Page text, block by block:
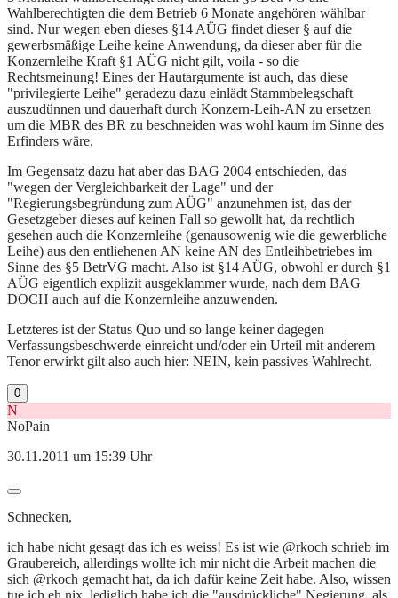
Wahlberechtigten die dem Betrieb 6 Monate angehören wählbar
sind. Nur wegen eben dieses §14 AÜG findet dieser § auf die
gewerbsmäßige Leihe keine Anwendung, da dieser aber für die
Konzernleihe Kraft §1 AÜG nicht gilt, voila - so die
Rechtsmeinung! Eines der Hautargumente ist auch, das diese
"privilegierte Leihe" geradezu dazu einlädt Stammbelegschaft
auszudünnen und dauerhaft durch Konzern-Leih-AN zu ersetzen
um die MBR des BR zu beschneiden was wohl kaum im Sinne des
Erfinders wäre.
Im Gegensatz dazu hat aber das BAG 2004 entschieden, das
"wegen der Vergleichbarkeit der Lage" und der
"Regierungsbegründung zum AÜG" anzunehmen ist, das der
Gesetzgeber dieses auf keinen Fall so gewollt hat, da rechtlich
gesehen auch die Konzernleihe (genausowenig wie die gewerbliche
Leihe) aus den entliehenen AN keine AN des Entleihbetriebes im
Sinne des §5 BetrVG macht. Also ist §14 AÜG, obwohl er durch §1
AÜG eigentlich explizit ausgeklammer wurde, nach dem BAG
DOCH auch auf die Konzernleihe anzuwenden.
Letzteres ist der Status Quo und so lange keiner dagegen
Verfassungsbeschwerde einreicht und/oder ein Urteil mit anderem
Tenor erwirkt gilt also auch hier: NEIN, kein passives Wahlrecht.
0
N
NoPain
30.11.2011 um 15:39 Uhr
Schnecken,
ich habe nicht gesagt das ich es weiss! Es ist wie @rkoch schrieb im
Graubereich, allerdings wollte ich mir nicht die Arbeit machen die
sich @rkoch gemacht hat, da ich dafür keine Zeit habe. Also, wissen
tue ich eh nix, lediglich habe ich die "ausdrückliche" Negierung, als